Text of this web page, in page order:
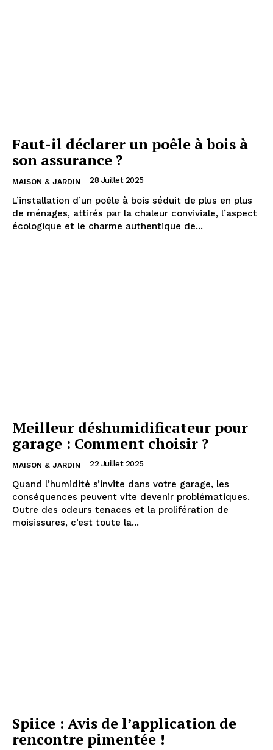
Faut-il déclarer un poêle à bois à
son assurance ?
MAISON & JARDIN 28 Juillet 2025
L’installation d’un poêle à bois séduit de plus en plus
de ménages, attirés par la chaleur conviviale, l’aspect
écologique et le charme authentique de...
Meilleur déshumidificateur pour
garage : Comment choisir ?
MAISON & JARDIN 22 Juillet 2025
Quand l’humidité s’invite dans votre garage, les
conséquences peuvent vite devenir problématiques.
Outre des odeurs tenaces et la prolifération de
moisissures, c’est toute la...
Spiice : Avis de l’application de
rencontre pimentée !